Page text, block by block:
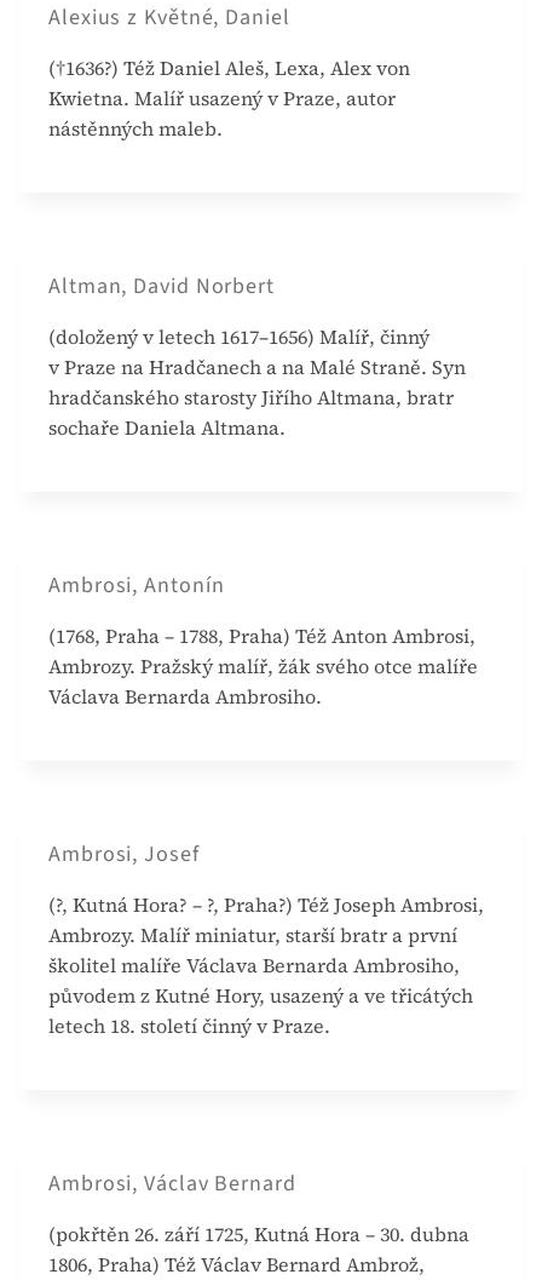
Alexius z Květné, Daniel
(†1636?) Též Daniel Aleš, Lexa, Alex von
Kwietna. Malíř usazený v Praze, autor
nástěnných maleb.
Altman, David Norbert
(doložený v letech 1617–1656) Malíř, činný
v Praze na Hradčanech a na Malé Straně. Syn
hradčanského starosty Jiřího Altmana, bratr
sochaře Daniela Altmana.
Ambrosi, Antonín
(1768, Praha – 1788, Praha) Též Anton Ambrosi,
Ambrozy. Pražský malíř, žák svého otce malíře
Václava Bernarda Ambrosiho.
Ambrosi, Josef
(?, Kutná Hora? – ?, Praha?) Též Joseph Ambrosi,
Ambrozy. Malíř miniatur, starší bratr a první
školitel malíře Václava Bernarda Ambrosiho,
původem z Kutné Hory, usazený a ve třicátých
letech 18. století činný v Praze.
Ambrosi, Václav Bernard
(pokřtěn 26. září 1725, Kutná Hora – 30. dubna
1806, Praha) Též Václav Bernard Ambrož,